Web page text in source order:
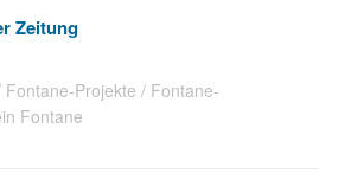
Zeitung
Fontane-Projekte
Fontane-
Fontane